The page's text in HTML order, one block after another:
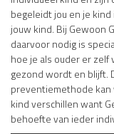
begeleidt jou en je
jouw kind. Bij Gewoon
daarvoor nodig is
hoe je als ouder er
gezond wordt en blijft.
preventiemethode
kind verschillen want
behoefte van ieder